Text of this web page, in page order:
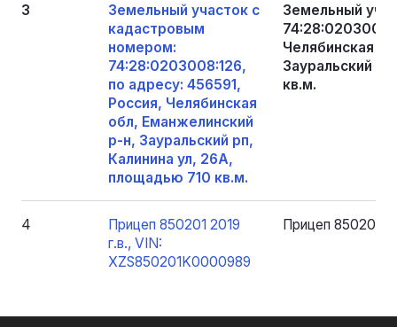
3
Земельный участок с
кадастровым
номером:
74:28:0203008:126,
по адресу: 456591,
Россия, Челябинская
обл, Еманжелинский
р-н, Зауральский рп,
Калинина ул, 26А,
площадью 710 кв.м.
Земельный
Челябинская
Зауральский
кв.м.
4
Прицеп 850201 2019
г.в., VIN:
XZS850201K0000989
Прицеп 850201